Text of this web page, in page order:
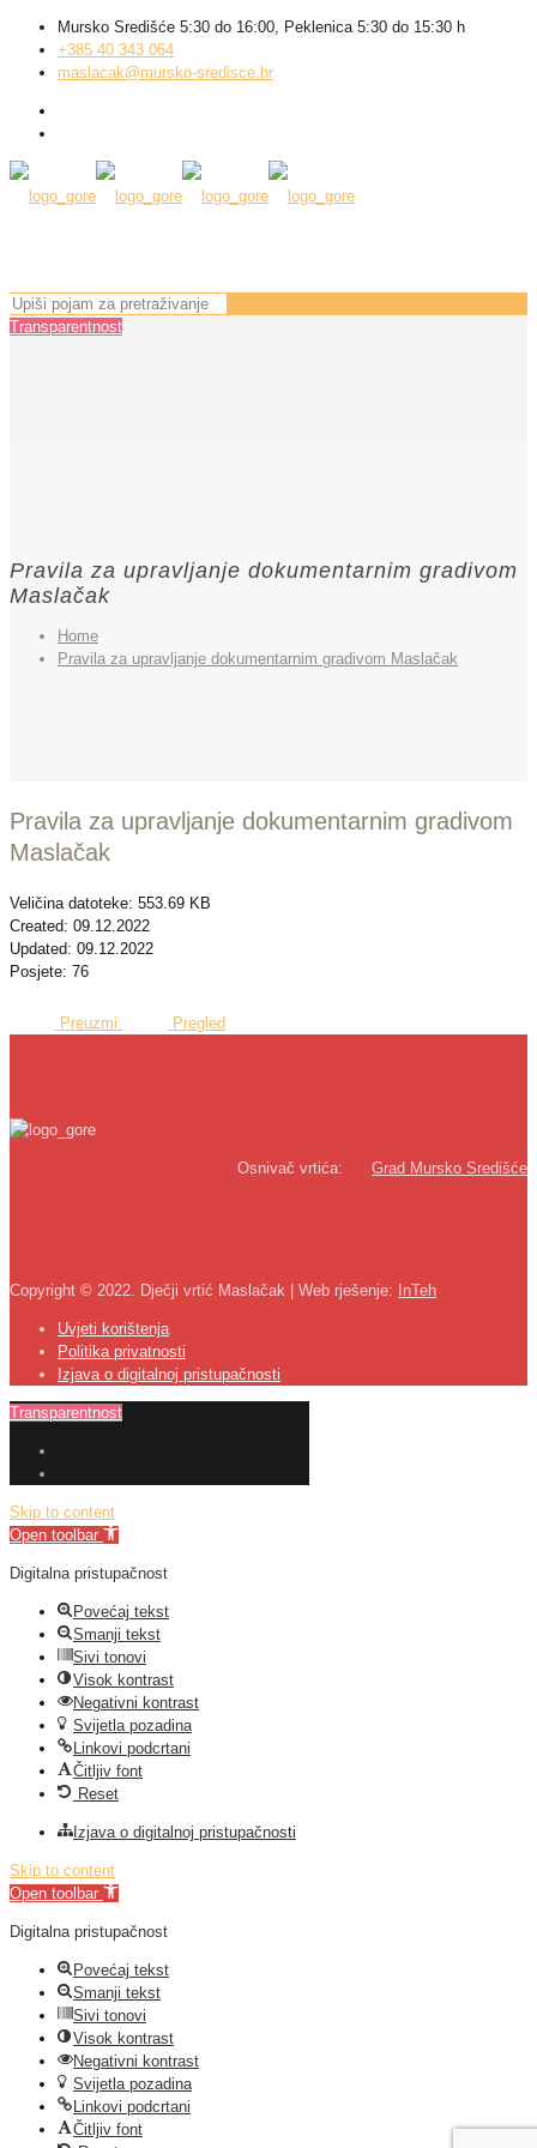
Mursko Središće 5:30 do 16:00, Peklenica 5:30 do 15:30 h
+385 40 343 064
maslacak@mursko-sredisce.hr
Transparentnost
Pravila za upravljanje dokumentarnim gradivom
Maslačak
Home
Pravila za upravljanje dokumentarnim gradivom Maslačak
Pravila za upravljanje dokumentarnim gradivom
Maslačak
Veličina datoteke: 553.69 KB
Created: 09.12.2022
Updated: 09.12.2022
Posjete: 76
Preuzmi Pregled
Osnivač vrtića: Grad Mursko Središće
Copyright © 2022. Dječji vrtić Maslačak | Web rješenje: InTeh
Uvjeti korištenja
Politika privatnosti
Izjava o digitalnoj pristupačnosti
Transparentnost
Skip to content
Open toolbar
Digitalna pristupačnost
Povećaj tekst
Smanji tekst
Sivi tonovi
Visok kontrast
Negativni kontrast
Svijetla pozadina
Linkovi podcrtani
Čitljiv font
Reset
Izjava o digitalnoj pristupačnosti
Skip to content
Open toolbar
Digitalna pristupačnost
Povećaj tekst
Smanji tekst
Sivi tonovi
Visok kontrast
Negativni kontrast
Svijetla pozadina
Linkovi podcrtani
Čitljiv font